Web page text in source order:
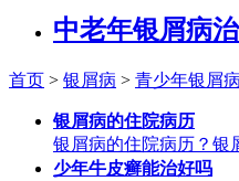
中老年银屑病
首页 > 银屑病 > 青少年银屑病
银屑病的住院病历
银屑病的住院病历？银
少年牛皮癣能治好吗